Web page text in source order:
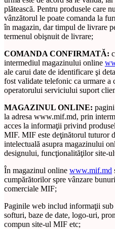
plătească. Pentru produsele care
vânzătorul le poate comanda la
în magazin, dar timpul de livrare
termenul obişnuit de livrare;
COMANDA CONFIRMATĂ:
intermediul magazinului online
ale carui date de identificare şi
fost validate telefonic ca urmare a
operatorului serviciului suport
MAGAZINUL ONLINE:
la adresa www.mif.md, prin
acces la informaţii privind
MIF. MIF este deţinătorul tuturor
intelectuală asupra magazinului
designului, funcţionalităţilor site-
În magazinul online www.mif.md
cumpărătorilor spre vânzare
comerciale MIF;
Paginile web includ informaţii
softuri, baze de date, logo-uri,
compun site-ul MIF etc;